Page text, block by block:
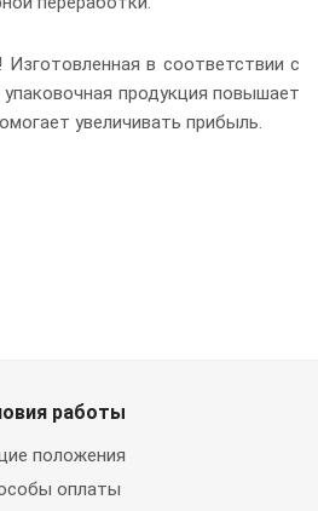
в соответствии с
продукция повышает
увеличивать прибыль.
работы
положения
оплаты